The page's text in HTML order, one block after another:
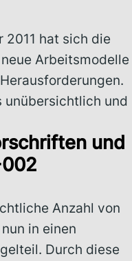
2011 hat sich die
neue Arbeitsmodelle
unübersichtlich und
und
Anzahl von
in einen
Durch diese